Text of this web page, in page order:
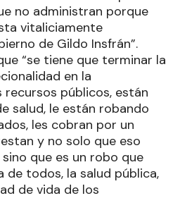
no administran porque
vitaliciamente
de Gildo Insfrán”.
“se tiene que terminar la
en la
públicos, están
salud, le están robando
les cobran por un
y no solo que eso
que es un robo que
de todos, la salud pública,
de vida de los